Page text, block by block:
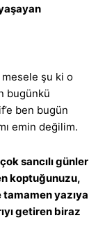
mesele şu ki o
bugünkü
ben bugün
emin değilim.
sancılı günler
koptuğunuzu,
tamamen yazıya
getiren biraz